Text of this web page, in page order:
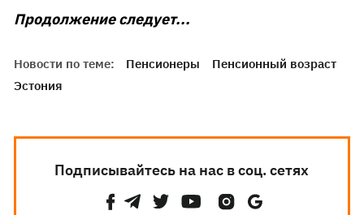
​Продолжение следует...
Новости по теме: Пенсионеры
Пенсионный возраст
Эстония
Подписывайтесь на нас в соц. сетях